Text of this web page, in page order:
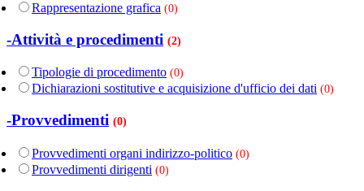
Rappresentazione grafica (0)
-Attività e procedimenti (2)
Tipologie di procedimento (0)
Dichiarazioni sostitutive e acquisizione d'ufficio dei dati (0)
-Provvedimenti (0)
Provvedimenti organi indirizzo-politico (0)
Provvedimenti dirigenti (0)